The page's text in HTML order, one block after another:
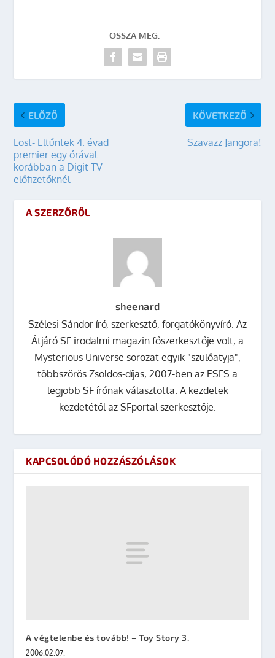
OSSZA MEG:
ELŐZŐ
Lost- Eltűntek 4. évad
premier egy órával
korábban a Digit TV
előfizetőknél
KÖVETKEZŐ
Szavazz Jangora!
A SZERZŐRŐL
sheenard
Szélesi Sándor író, szerkesztő, forgatókönyvíró. Az
Átjáró SF irodalmi magazin főszerkesztője volt, a
Mysterious Universe sorozat egyik "szülőatyja",
többszörös Zsoldos-díjas, 2007-ben az ESFS a
legjobb SF írónak választotta. A kezdetek
kezdetétől az SFportal szerkesztője.
KAPCSOLÓDÓ HOZZÁSZÓLÁSOK
A végtelenbe és tovább! – Toy Story 3.
2006.02.07.